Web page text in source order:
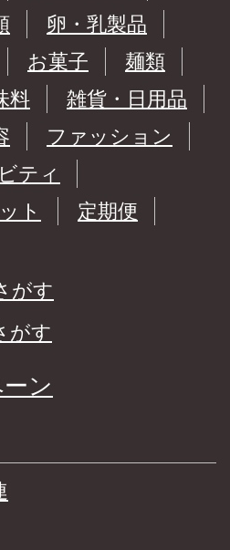
卵・乳製品
お菓子
麺類
料
雑貨・日用品
ファッション
ティ
ト
定期便
がす
がす
ン